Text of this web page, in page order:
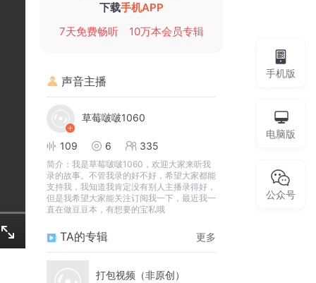
下载手机APP
7天免费畅听
10万本会员专辑
声音主播
草莓啵啵1060
109 6 335
简介： 我是草莓啵啵1060，欢迎大家来听我
录的故事。不管我录的好不好，希望大家都能
支持我，我知道我肯定没有别人主播录得好，
但是我希望大家能关注订阅我一下，最近我一
直在做豆豆本，有想要的宝私哦
TA的专辑 更多
打包视频（非原创）
手机版
电脑版
公众号